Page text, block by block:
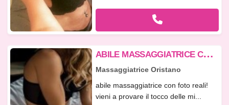
A
BILE MASSAGGIATRICE CON MANI SAPIENTI!
Massaggiatrice Oristano
abile massaggiatrice con foto reali!
vieni a provare il tocco delle mi...